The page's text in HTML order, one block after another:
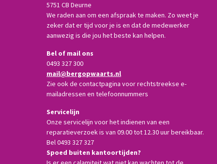
5751 CB Deurne
We raden aan om een afspraak te maken. Zo weet je
zeker dat er tijd voor je is en dat de medewerker
aanwezig is die jou het beste kan helpen.
Bel of mail ons
0493 327 300
mail@bergopwaarts.nl
Zie ook de contactpagina voor rechtstreekse e-
mailadressen en telefoonnummers
Servicelijn
Onze servicelijn voor het indienen van een
reparatieverzoek is van 09.00 tot 12.30 uur bereikbaar.
Bel 0493 327 327
Spoed buiten kantoortijden?